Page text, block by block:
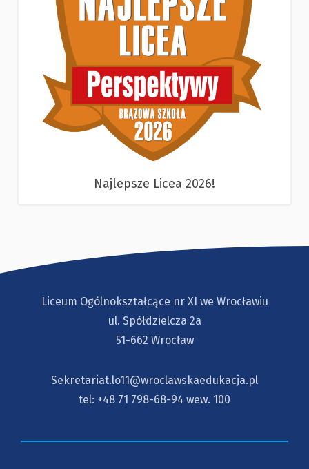
Najlepsze Licea 2026!
Liceum Ogólnokształcące nr XI we Wrocławiu
ul. Spółdzielcza 2a
51-662 Wrocław
Sekretariat.lo11@wroclawskaedukacja.pl
tel: +48 71 798-68-94 wew. 100